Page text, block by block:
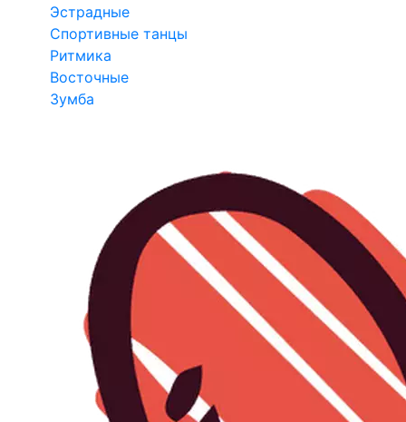
Эстрадные
Спортивные танцы
Ритмика
Восточные
Зумба